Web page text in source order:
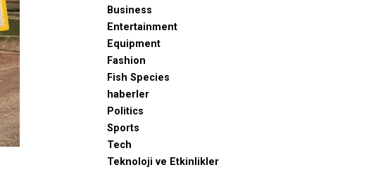
Business
Entertainment
Equipment
Fashion
Fish Species
haberler
Politics
Sports
Tech
Teknoloji ve Etkinlikler